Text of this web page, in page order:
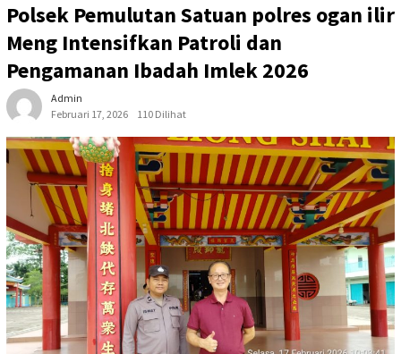
Polsek Pemulutan Satuan polres ogan ilir
Meng Intensifkan Patroli dan
Pengamanan Ibadah Imlek 2026
Admin
Februari 17, 2026
110 Dilihat